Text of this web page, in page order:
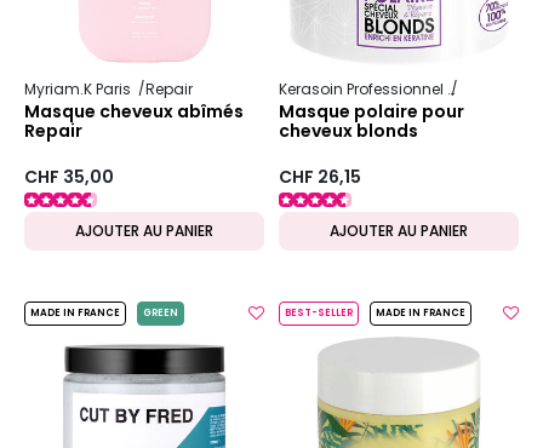
Myriam.K Paris Repair
Masque cheveux abîmés
Repair
CHF 35,00
AJOUTER AU PANIER
Kerasoin Professionnel
Masque polaire pour
cheveux blonds
CHF 26,15
AJOUTER AU PANIER
MADE IN FRANCE GREEN BEST-SELLER MADE IN FRANCE